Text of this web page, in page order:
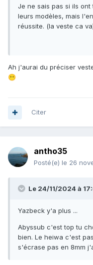
Je ne sais pas si ils
leurs modèles, mais
réussite. (la veste ca
Ah j'aurai du préciser
😶
Citer
antho35
Posté(e) le 26
Le 24/11/2024 à
Yazbeck y'a plus ...
Abyssub c'est top tu
bien. Le heiwa c'est
s'écrase pas en 8mm